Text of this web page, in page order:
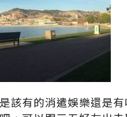
該有的消遣娛樂還是